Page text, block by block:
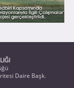
Daire Başk.